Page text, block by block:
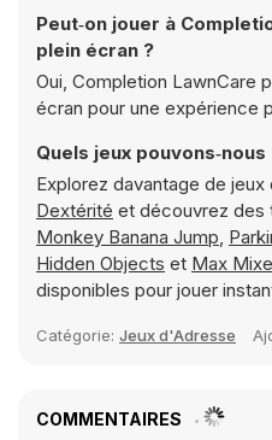
Peut‑on jouer à
plein écran ?
Oui, Completion LawnCare
écran pour une expérience
Quels jeux
Explorez davantage de
Dextérité et découvrez des
Monkey Banana Jump,
Hidden Objects et Max
disponibles pour jouer
Catégorie: Jeux d'Adresse
COMMENTAIRES